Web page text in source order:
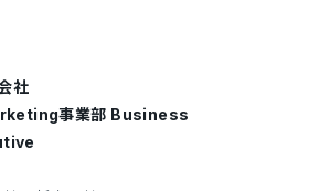
社
事業部 Business